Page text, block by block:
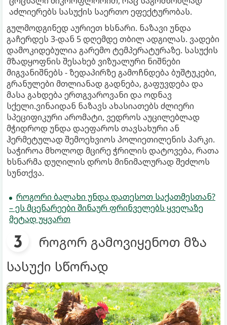
აძლიერებს სასუქის საერთო ეფექტურობას.
გულმოდგინედ აურიეთ ხსნარი. ნაზავი უნდა
გაჩერდეს 3-დან 5 დღემდე თბილ ადგილას. ვადები
დამოკიდებულია გარემო ტემპერატურაზე. სასუქის
მზადყოფნის შესახებ ვიზუალური ნიშნები
მიგვანიშნებს - ზედაპირზე გამოჩნდება ბუშტუკები,
გრანულები მთლიანად გადნება, გაფუვდება და
მასა გახდება ერთგვაროვანი და ოდნავ
სქელი.ვინაიდან ნაზავს ახასიათებს ძლიერი
სპეციფიკური არომატი, ვედროს აუცილებლად
მჭიდროდ უნდა დაეფაროს თავსახური ან
ჰერმეტულად შემოეხვიოს პოლიეთილენის პარკი.
საჭიროა მხოლოდ მცირე ჭრილის დატოვება, რათა
ხსნარმა დუღილის დროს მინიმალურად შეძლოს
სუნთქვა.
როგორი ბალახი უნდა დათესოთ საქათმესთან?
– ეს მცენარეები შინაურ ფრინველებს ყველაზე
მეტად უყვართ
როგორ გამოვიყენოთ მზა
სასუქი სწორად